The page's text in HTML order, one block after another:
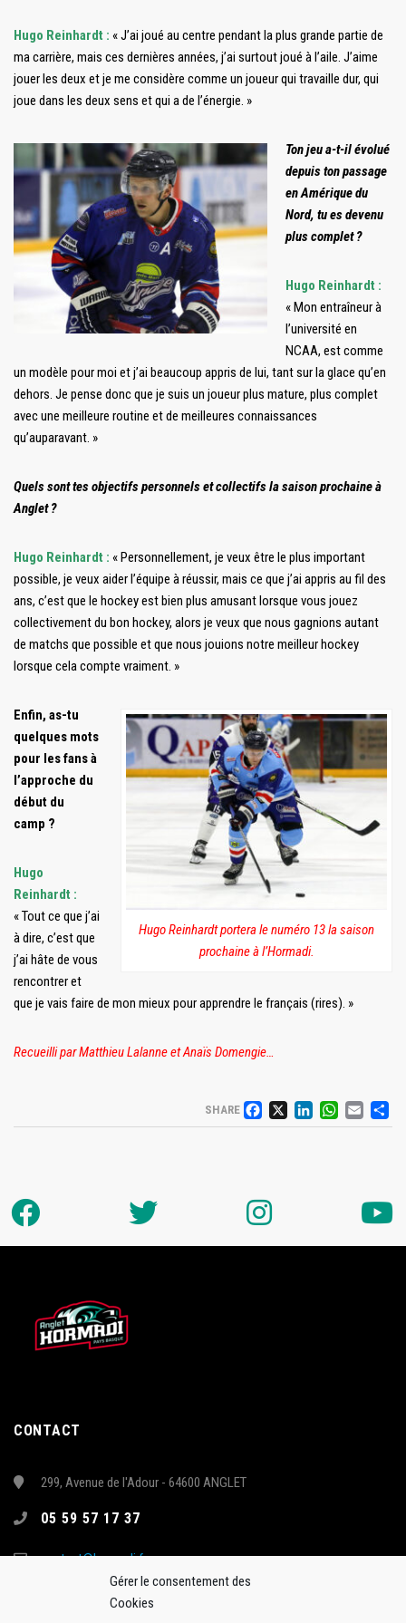
Gérer le consentement des
Cookies
Hugo Reinhardt : « J’ai joué au centre pendant la plus grande partie de
ma carrière, mais ces dernières années, j’ai surtout joué à l’aile. J’aime
jouer les deux et je me considère comme un joueur qui travaille dur, qui
joue dans les deux sens et qui a de l’énergie. »
Ton jeu a-t-il évolué
depuis ton passage
en Amérique du
Nord, tu es devenu
plus complet ?
Hugo Reinhardt :
« Mon entraîneur à
l’université en
NCAA, est comme
un modèle pour moi et j’ai beaucoup appris de lui, tant sur la glace qu’en
dehors. Je pense donc que je suis un joueur plus mature, plus complet
avec une meilleure routine et de meilleures connaissances
qu’auparavant. »
Quels sont tes objectifs personnels et collectifs la saison prochaine à
Anglet ?
Hugo Reinhardt : « Personnellement, je veux être le plus important
possible, je veux aider l’équipe à réussir, mais ce que j’ai appris au fil des
ans, c’est que le hockey est bien plus amusant lorsque vous jouez
collectivement du bon hockey, alors je veux que nous gagnions autant
de matchs que possible et que nous jouions notre meilleur hockey
lorsque cela compte vraiment. »
Hugo Reinhardt portera le numéro 13 la saison
prochaine à l’Hormadi.
Enfin, as-tu
quelques mots
pour les fans à
l’approche du
début du
camp ?
Hugo
Reinhardt :
« Tout ce que j’ai
à dire, c’est que
j’ai hâte de vous
rencontrer et
que je vais faire de mon mieux pour apprendre le français (rires). »
Recueilli par Matthieu Lalanne et Anaïs Domengie…
SHARE FACEBOOK
X
CONTACT
299, Avenue de l'Adour - 64600 ANGLET
05 59 57 17 37
contact@hormadi.fr